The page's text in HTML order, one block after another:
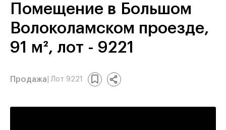
Помещение в Большом
Волоколамском проезде,
91 м², лот - 9221
Продажа | Лот 9221